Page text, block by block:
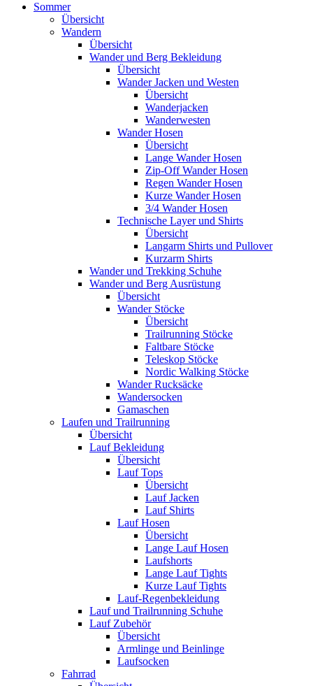
können
Touch-
und
Streichgesten
verwenden.
Sommer
Übersicht
Wandern
Übersicht
Wander und Berg Bekleidung
Übersicht
Wander Jacken und Westen
Übersicht
Wanderjacken
Wanderwesten
Wander Hosen
Übersicht
Lange Wander Hosen
Zip-Off Wander Hosen
Regen Wander Hosen
Kurze Wander Hosen
3/4 Wander Hosen
Technische Layer und Shirts
Übersicht
Langarm Shirts und Pullover
Kurzarm Shirts
Wander und Trekking Schuhe
Wander und Berg Ausrüstung
Übersicht
Wander Stöcke
Übersicht
Trailrunning Stöcke
Faltbare Stöcke
Teleskop Stöcke
Nordic Walking Stöcke
Wander Rucksäcke
Wandersocken
Gamaschen
Laufen und Trailrunning
Übersicht
Lauf Bekleidung
Übersicht
Lauf Tops
Übersicht
Lauf Jacken
Lauf Shirts
Lauf Hosen
Übersicht
Lange Lauf Hosen
Laufshorts
Lange Lauf Tights
Kurze Lauf Tights
Lauf-Regenbekleidung
Lauf und Trailrunning Schuhe
Lauf Zubehör
Übersicht
Armlinge und Beinlinge
Laufsocken
Fahrrad